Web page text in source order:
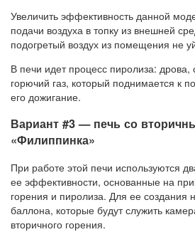
Увеличить эффективность данной
подачи воздуха в топку из внешней
подогретый воздух из помещения не
В печи идет процесс пиролиза:
горючий газ, который поднимается к
его дожигание.
Вариант #3 — печь со
«Филиппинка»
При работе этой печи используются
ее эффективности, основанные на
горения и пиролиза. Для ее создания
баллона, которые будут служить
вторичного горения.